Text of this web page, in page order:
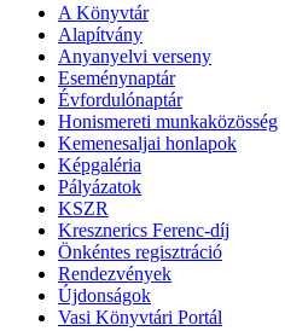
A Könyvtár
Alapítvány
Anyanyelvi verseny
Eseménynaptár
Évfordulónaptár
Honismereti munkaközösség
Kemenesaljai honlapok
Képgaléria
Pályázatok
KSZR
Kresznerics Ferenc-díj
Önkéntes regisztráció
Rendezvények
Újdonságok
Vasi Könyvtári Portál